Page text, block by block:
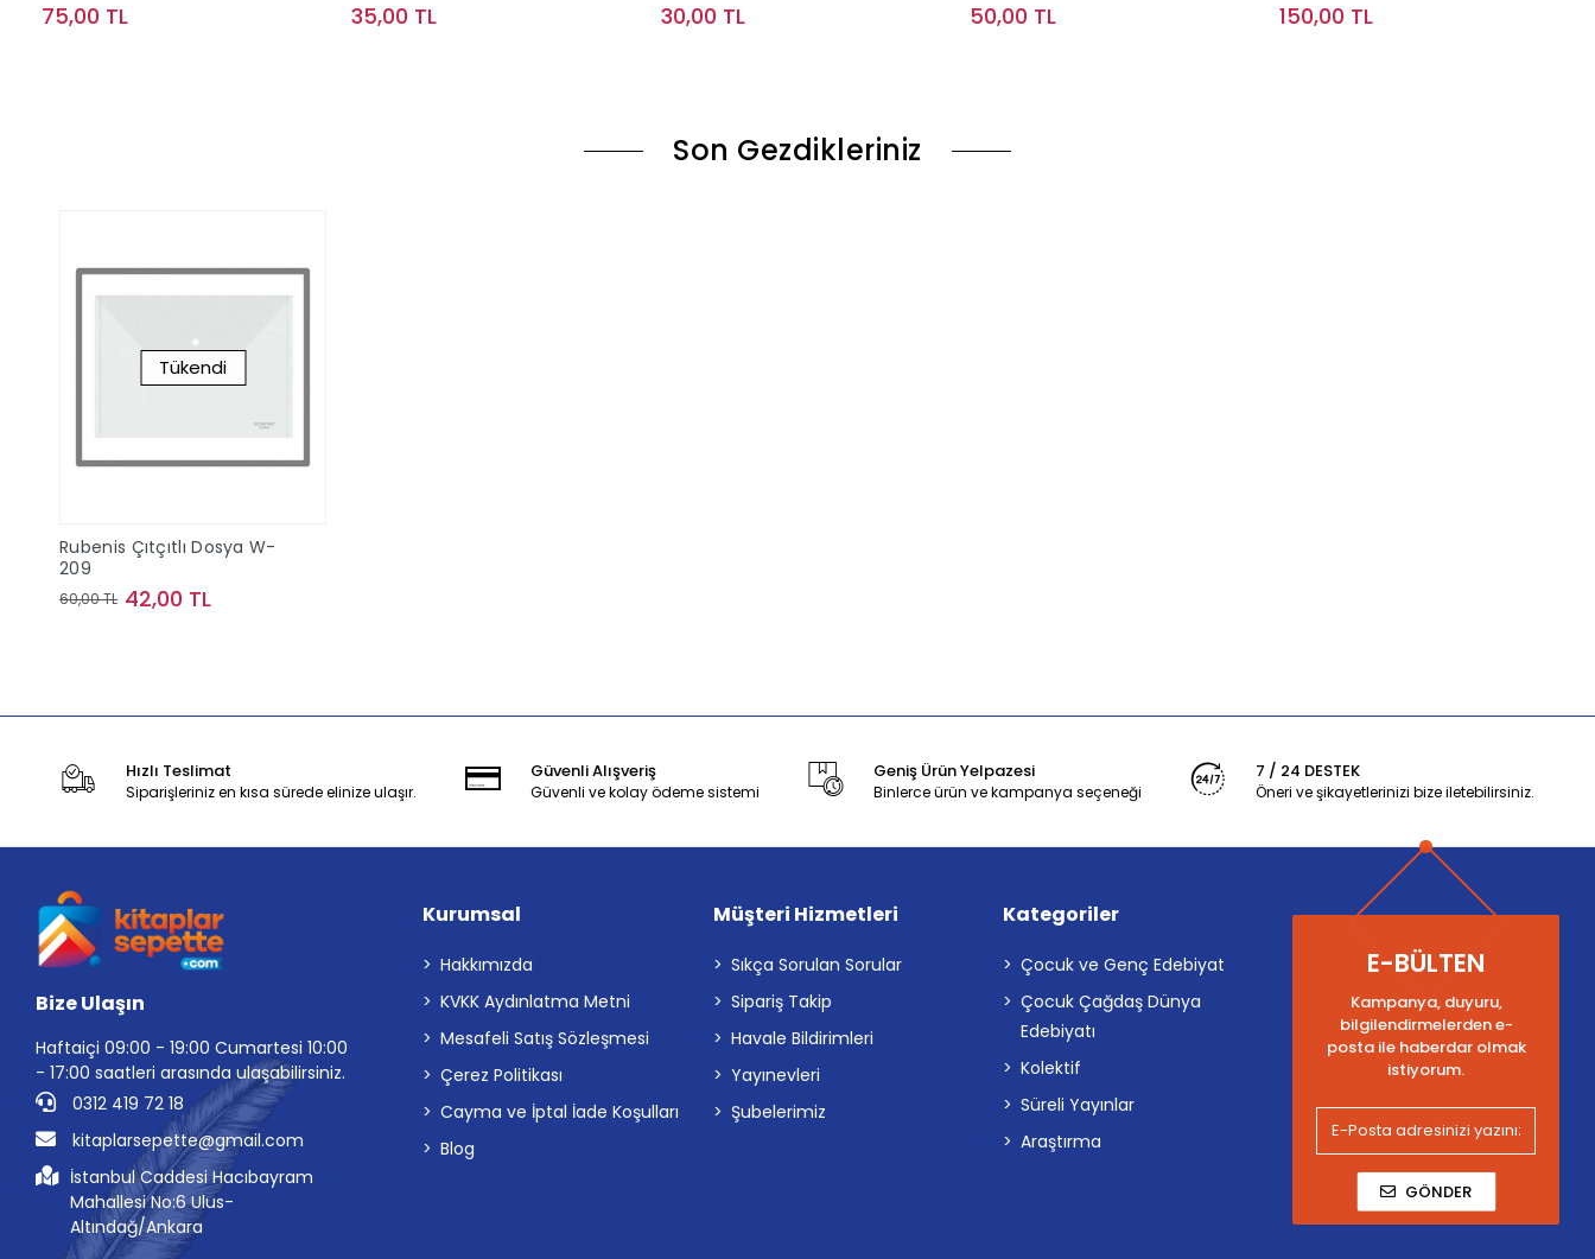
75,00 TL 35,00 TL 30,00 TL 50,00 TL 150,00 TL
Son Gezdikleriniz
Tükendi
Rubenis Çıtçıtlı Dosya W-
209
60,00 TL 42,00 TL
Hızlı Teslimat
Siparişleriniz en kısa sürede elinize ulaşır.
Güvenli Alışveriş
Güvenli ve kolay ödeme sistemi
Geniş Ürün Yelpazesi
Binlerce ürün ve kampanya seçeneği
7 / 24 DESTEK
Öneri ve şikayetlerinizi bize iletebilirsiniz.
Bize Ulaşın
Haftaiçi 09:00 - 19:00 Cumartesi 10:00
- 17:00 saatleri arasında ulaşabilirsiniz.
0312 419 72 18
kitaplarsepette@gmail.com
İstanbul Caddesi Hacıbayram
Mahallesi No:6 Ulus-
Altındağ/Ankara
Kurumsal
Hakkımızda
KVKK Aydınlatma Metni
Mesafeli Satış Sözleşmesi
Çerez Politikası
Cayma ve İptal İade Koşulları
Blog
Müşteri Hizmetleri
Sıkça Sorulan Sorular
Sipariş Takip
Havale Bildirimleri
Yayınevleri
Şubelerimiz
Kategoriler
Çocuk ve Genç Edebiyat
Çocuk Çağdaş Dünya
Edebiyatı
Kolektif
Süreli Yayınlar
Araştırma
E-BÜLTEN
Kampanya, duyuru,
bilgilendirmelerden e-
posta ile haberdar olmak
istiyorum.
GÖNDER